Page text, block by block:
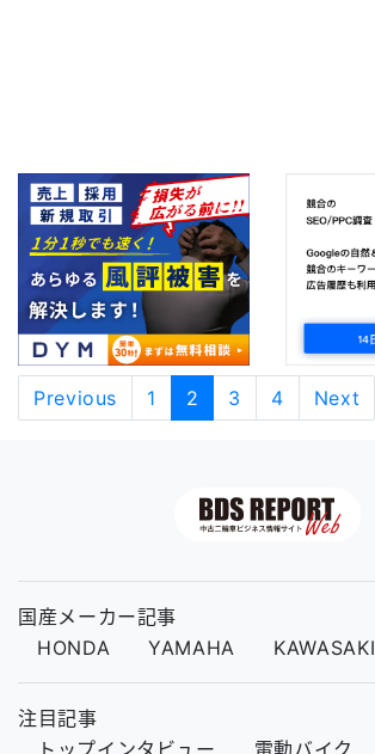
Previous 1 2 3 4 Next
国産メーカー記事
HONDA
YAMAHA KAWASAKI
注目記事
トップインタビュー
電動バイク